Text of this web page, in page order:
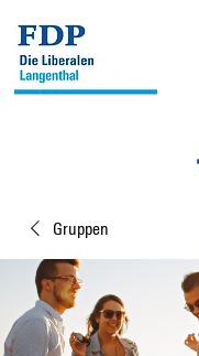
Gruppen